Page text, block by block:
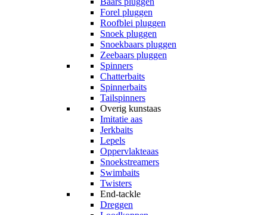
Forel pluggen
Roofblei pluggen
Snoek pluggen
Snoekbaars pluggen
Zeebaars pluggen
Spinners
Chatterbaits
Spinnerbaits
Tailspinners
Overig kunstaas
Imitatie aas
Jerkbaits
Lepels
Oppervlakteaas
Snoekstreamers
Swimbaits
Twisters
End-tackle
Dreggen